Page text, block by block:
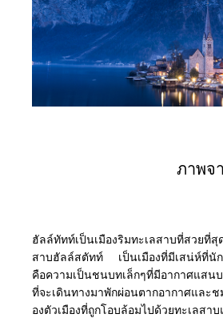
ภาพจ
ฮัลล์ทัทท์เป็นเมืองริมทะเลสาบที่สวยที่สุ
สาบฮัลล์สตัทท์ เป็นเมืองที่มีเสน่ห์ที่นัก
คือความเป็นชนบทเล็กๆที่มีอากาศแสน
ที่จะเดินทางมาพักผ่อนตากอากาศแล
องตัวเมืองที่ถูกโอบล้อมไปด้วยทะเลสาบ